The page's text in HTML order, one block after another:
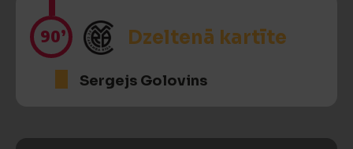
90’ Dzeltenā kartīte
Sergejs Golovins